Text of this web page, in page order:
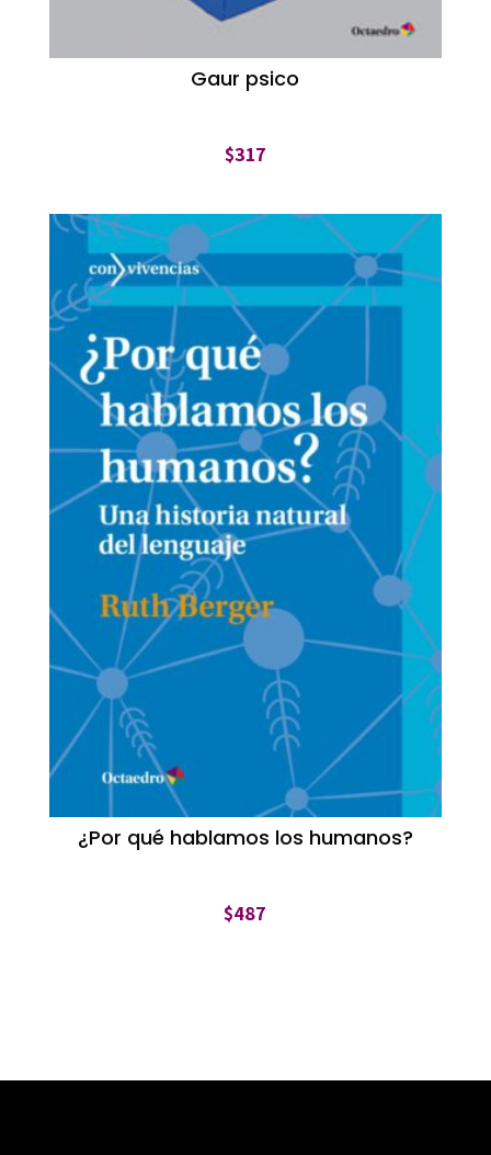
Gaur psico
$317
¿Por qué hablamos los humanos?
$487